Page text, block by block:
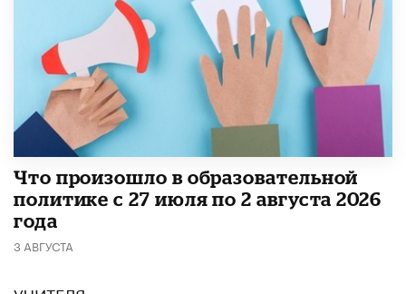
​Что произошло в образовательной
политике с 27 июля по 2 августа 2026
года
3 АВГУСТА